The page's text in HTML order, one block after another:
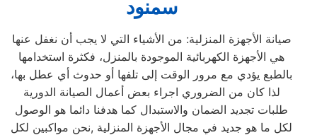
سمنود
صيانة الأجهزة المنزلية: من الأشياء التي لا يجب أن نغفل عنها
هي الأجهزة الكهربائية الموجودة بالمنزل، فكثرة استخدامها
بالطبع يؤدي مع مرور الوقت إلى تلفها أو حدوث أي عطل بها،
لذا كان من الضروري اجراء بعض أعمال الصيانة الدورية
طلبات تجديد الضمان والاستبدال كما هدفنا دائما هو الوصول
لكل ما هو جديد في مجال الأجهزة المنزلية ,نحن مواكبين لكل